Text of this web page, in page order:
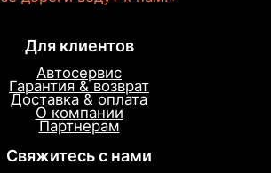
Для клиентов
Автосервис
Гарантия & возврат
Доставка & оплата
О компании
Партнерам
Свяжитесь с нами